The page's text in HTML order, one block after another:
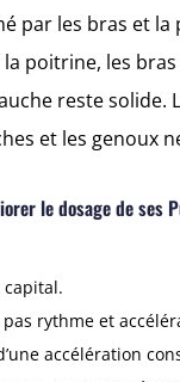
par les bras et la
poitrine, les bras
reste solide.
et les genoux
le dosage de ses
capital.
rythme et
accélération